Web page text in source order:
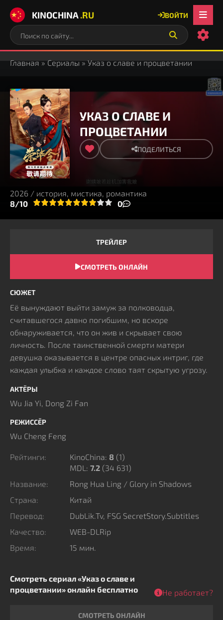
KINOCHINA.RU ВОЙТИ
Главная»Сериалы» Указ о славе и процветании
УКАЗ О СЛАВЕ И
ПРОЦВЕТАНИИ
ПОДЕЛИТЬСЯ
2026 / история, мистика, романтика
8/10
4 5 6 7 8 9 10 0
ТРЕЙЛЕР
СМОТРЕТЬ ОНЛАЙН
СЮЖЕТ
Её вынуждают выйти замуж за полководца,
считавшегося давно погибшим, но вскоре
обнаруживается, что он жив и скрывает свою
личность. После таинственной смерти матери
девушка оказывается в центре опасных интриг, где
каждая улыбка и каждое слово таят скрытую угрозу.
сквозь сеть обмана и семейных секретов. Вместе они
начинают раскрывать тайны, расследовать заговоры
и сталкиваться с предательством, которое прячется
за внешним благополучием.
В ходе совместных усилий прежний страх уступает
место осторожному доверию. Из вынужденного
союза постепенно рождается связь, способная
изменить взгляды героев на судьбу и научить ценить
ставки слишком высоки, чтобы ошибиться.
АКТЁРЫ
Wu Jia Yi, Dong Zi Fan
РЕЖИССЁР
Wu Cheng Feng
Рейтинги: KinoChina: 8 (1)
MDL: 7.2 (34 631)
Название:
Rong Hua Ling / Glory in Shadows
Страна:
Китай
Перевод:
DubLik.Tv, FSG SecretStory.Subtitles
Качество:
WEB-DLRip
Время:
15 мин.
Смотреть сериал «Указ о славе и
процветании» онлайн бесплатно
СМОТРЕТЬ ОНЛАЙН
Не работает?